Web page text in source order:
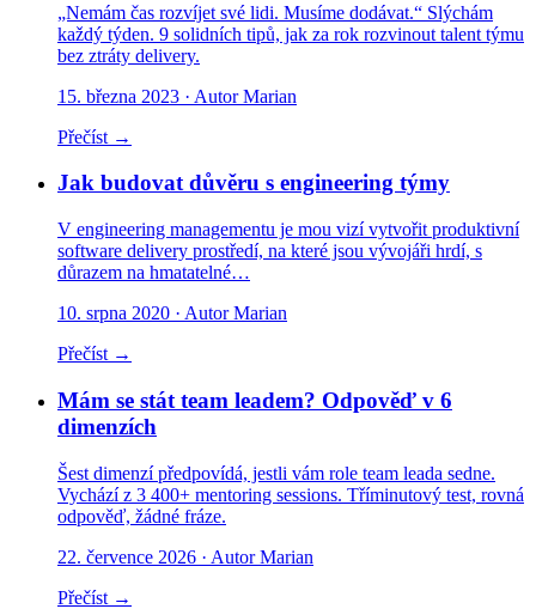
„Nemám čas rozvíjet své lidi. Musíme dodávat.“ Slýchám
každý týden. 9 solidních tipů, jak za rok rozvinout talent týmu
bez ztráty delivery.
15. března 2023 · Autor Marian
Přečíst →
Jak budovat důvěru s engineering týmy
V engineering managementu je mou vizí vytvořit produktivní
software delivery prostředí, na které jsou vývojáři hrdí, s
důrazem na hmatatelné…
10. srpna 2020 · Autor Marian
Přečíst →
Mám se stát team leadem? Odpověď v 6
dimenzích
Šest dimenzí předpovídá, jestli vám role team leada sedne.
Vychází z 3 400+ mentoring sessions. Tříminutový test, rovná
odpověď, žádné fráze.
22. července 2026 · Autor Marian
Přečíst →